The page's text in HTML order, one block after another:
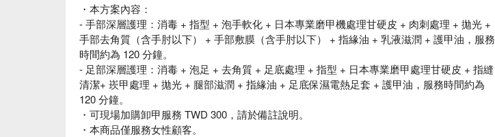
・本方案內容：
- 手部深層護理：消毒 + 指型 + 泡手軟化 + 日本專業磨甲機處理甘硬皮 + 肉刺處理 + 拋光 +
手部去角質（含手肘以下） + 手部敷膜（含手肘以下） + 指緣油 + 乳液滋潤 + 護甲油，服務
時間約為 120 分鐘。
- 足部深層護理：消毒 + 泡足 + 去角質 + 足底處理 + 指型 + 日本專業磨甲處理甘硬皮 + 指縫
清潔+ 崁甲處理 + 拋光 + 腿部滋潤 + 指緣油 + 足底保濕電熱足套 + 護甲油，服務時間約為
120 分鐘。
・可現場加購卸甲服務 TWD 300，請於備註說明。
・本商品僅服務女性顧客。